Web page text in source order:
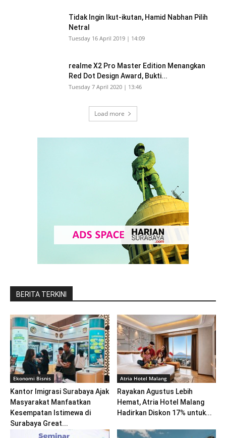
Tidak Ingin Ikut-ikutan, Hamid Nabhan Pilih
Netral
Tuesday 16 April 2019 | 14:09
realme X2 Pro Master Edition Menangkan
Red Dot Design Award, Bukti...
Tuesday 7 April 2020 | 13:46
Load more
BERITA TERKINI
Ekonomi Bisnis
Kantor Imigrasi Surabaya Ajak
Masyarakat Manfaatkan
Kesempatan Istimewa di
Surabaya Great...
Atria Hotel Malang
Rayakan Agustus Lebih
Hemat, Atria Hotel Malang
Hadirkan Diskon 17% untuk...